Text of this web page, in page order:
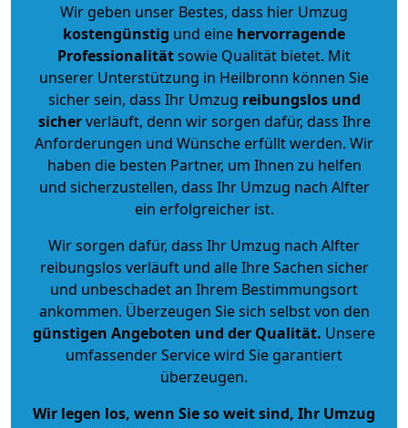
Wir geben unser Bestes, dass hier Umzug
kostengünstig und eine hervorragende
Professionalitätsowie Qualität bietet. Mit
unserer Unterstützung in Heilbronn können Sie
sicher sein, dass Ihr Umzug reibungslos und
sicherverläuft, denn wir sorgen dafür, dass Ihre
Anforderungen und Wünsche erfüllt werden. Wir
haben die besten Partner, um Ihnen zu helfen
und sicherzustellen, dass Ihr Umzug nach Alfter
ein erfolgreicher ist.
Wir sorgen dafür, dass Ihr Umzug nach Alfter
reibungslos verläuft und alle Ihre Sachen sicher
und unbeschadet an Ihrem Bestimmungsort
ankommen. Überzeugen Sie sich selbst von den
günstigen Angeboten und der Qualität. Unsere
umfassender Service wird Sie garantiert
überzeugen.
Wir legen los, wenn Sie so weit sind, Ihr Umzug